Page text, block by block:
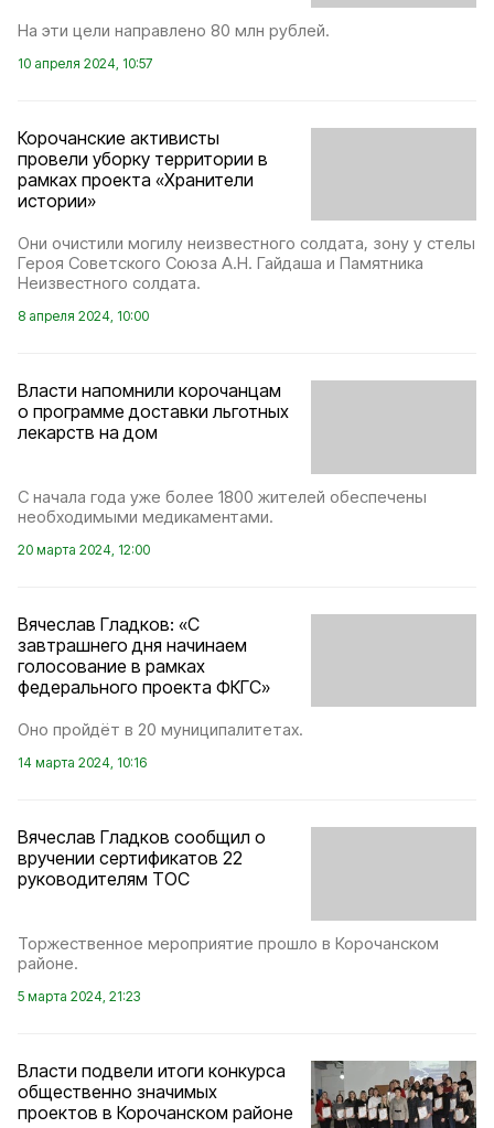
На эти цели направлено 80 млн рублей.
10 апреля 2024, 10:57
Корочанские активисты
провели уборку территории в
рамках проекта «Хранители
истории»
Они очистили могилу неизвестного солдата, зону у стелы
Героя Советского Союза А.Н. Гайдаша и Памятника
Неизвестного солдата.
8 апреля 2024, 10:00
Власти напомнили корочанцам
о программе доставки льготных
лекарств на дом
С начала года уже более 1800 жителей обеспечены
необходимыми медикаментами.
20 марта 2024, 12:00
Вячеслав Гладков: «С
завтрашнего дня начинаем
голосование в рамках
федерального проекта ФКГС»
Оно пройдёт в 20 муниципалитетах.
14 марта 2024, 10:16
Вячеслав Гладков сообщил о
вручении сертификатов 22
руководителям ТОС
Торжественное мероприятие прошло в Корочанском
районе.
5 марта 2024, 21:23
Власти подвели итоги конкурса
общественно значимых
проектов в Корочанском районе